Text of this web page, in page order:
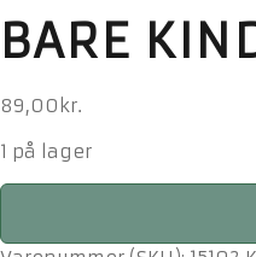
BARE
89,00 kr.
1 på lager
BARE
voksen